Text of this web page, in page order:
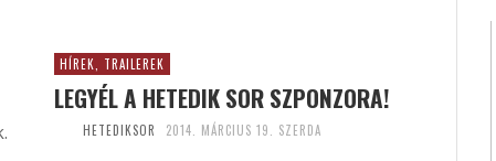
HÍREK, TRAILEREK
LEGYÉL A HETEDIK SOR SZPONZORA!
HETEDIKSOR 2014. MÁRCIUS 19. SZERDA